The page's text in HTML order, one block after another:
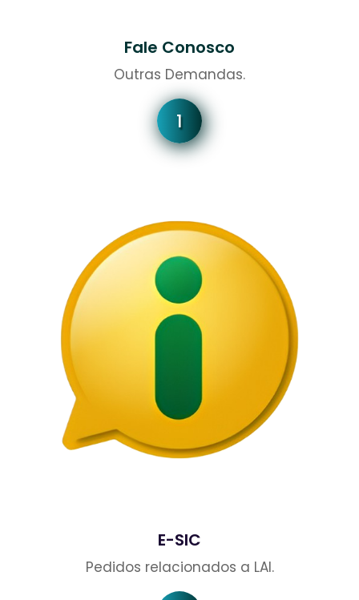
Fale Conosco
Outras Demandas.
1
E-SIC
Pedidos relacionados a LAI.